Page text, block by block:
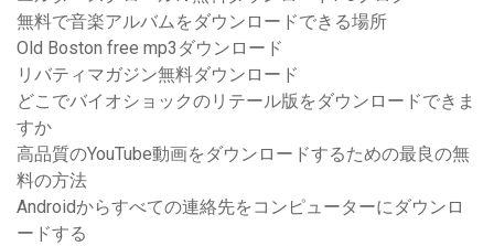
無料で音楽アルバムをダウンロードできる場所
Old Boston free mp3ダウンロード
リバティマガジン無料ダウンロード
どこでバイオショックのリテール版をダウンロードできま
すか
高品質のYouTube動画をダウンロードするための最良の無
料の方法
Androidからすべての連絡先をコンピューターにダウンロ
ードする